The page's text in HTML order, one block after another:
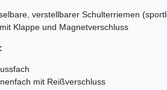
verstellbarer Schulterriemen
Klappe und Magnetverschluss
mit Reißverschluss